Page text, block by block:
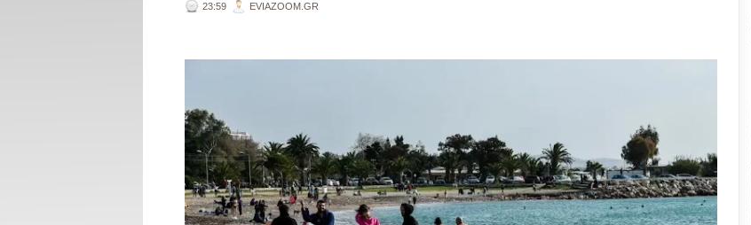
23:59 EVIAZOOM.GR